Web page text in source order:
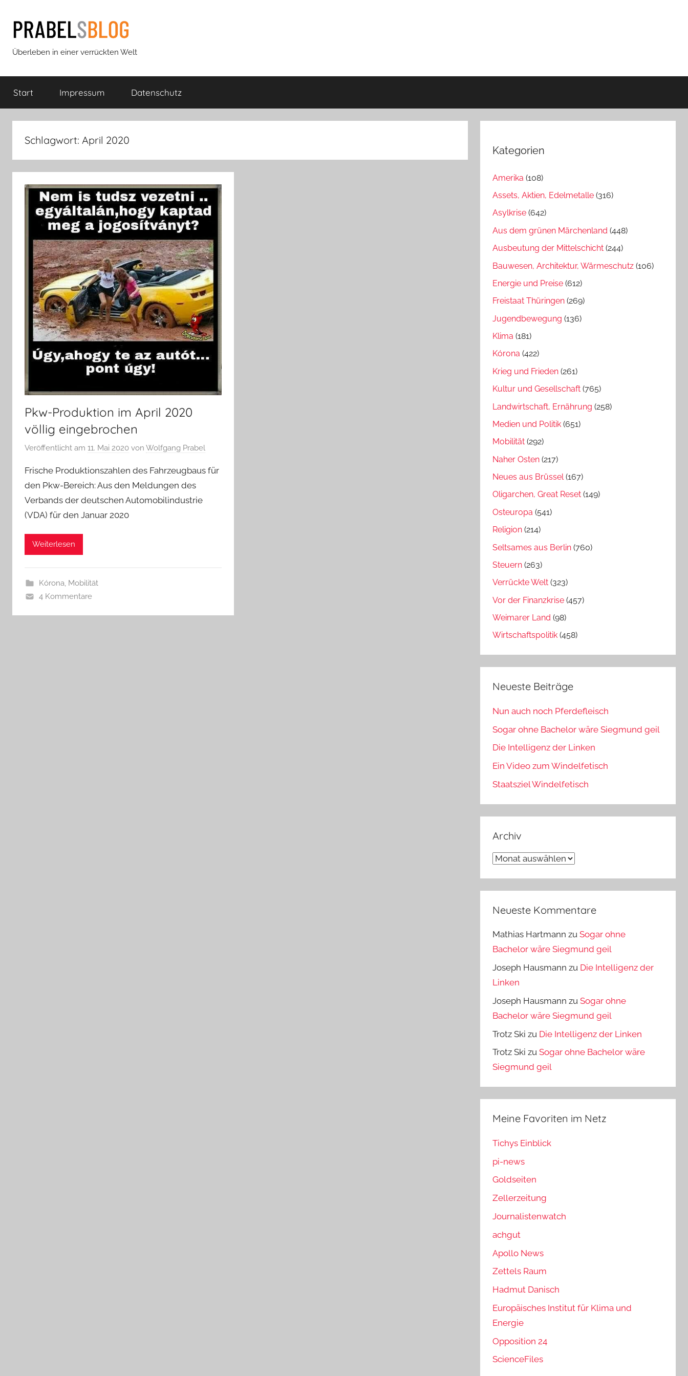
Inhalt
springen
Prabels
Blog
Überleben in einer verrückten Welt
Start Impressum Datenschutz
Schlagwort: April 2020
Pkw-Produktion im April 2020
völlig eingebrochen
Veröffentlicht am 11. Mai 2020 von Wolfgang Prabel
Frische Produktionszahlen des Fahrzeugbaus für
den Pkw-Bereich: Aus den Meldungen des
Verbands der deutschen Automobilindustrie
(VDA) für den Januar 2020
Weiterlesen
Kórona, Mobilität
4 Kommentare
Kategorien
Amerika (108)
Assets, Aktien, Edelmetalle (316)
Asylkrise (642)
Aus dem grünen Märchenland (448)
Ausbeutung der Mittelschicht (244)
Bauwesen, Architektur, Wärmeschutz (106)
Energie und Preise (612)
Freistaat Thüringen (269)
Jugendbewegung (136)
Klima (181)
Kórona (422)
Krieg und Frieden (261)
Kultur und Gesellschaft (765)
Landwirtschaft, Ernährung (258)
Medien und Politik (651)
Mobilität (292)
Naher Osten (217)
Neues aus Brüssel(167)
Oligarchen, Great Reset (149)
Osteuropa (541)
Religion (214)
Seltsames aus Berlin (760)
Steuern (263)
Verrückte Welt (323)
Vor der Finanzkrise (457)
Weimarer Land (98)
Wirtschaftspolitik (458)
Neueste Beiträge
Nun auch noch Pferdefleisch
Sogar ohne Bachelor wäre Siegmund geil
Die Intelligenz der Linken
Ein Video zum Windelfetisch
Staatsziel Windelfetisch
Archiv
Archiv
Neueste Kommentare
Mathias Hartmann zuSogar ohne
Bachelor wäre Siegmund geil
Joseph Hausmann zu Die Intelligenz der
Linken
Joseph Hausmann zuSogar ohne
Bachelor wäre Siegmund geil
Trotz Ski zu Die Intelligenz der Linken
Trotz Ski zuSogar ohne Bachelor wäre
Siegmund geil
Meine Favoriten im Netz
Tichys Einblick
pi-news
Goldseiten
Zellerzeitung
Journalistenwatch
achgut
Apollo News
Zettels Raum
Hadmut Danisch
Europäisches Institut für Klima und
Energie
Opposition 24
ScienceFiles